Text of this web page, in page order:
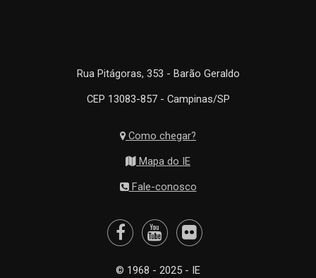
Rua Pitágoras, 353 - Barão Geraldo
CEP 13083-857 - Campinas/SP
Como chegar?
Mapa do IE
Fale-conosco
© 1968 - 2025 - IE